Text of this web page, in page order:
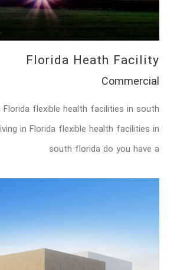
Florida Heath Facility
Commercial
Florida flexible health facilities in south
in Florida flexible health facilities in
south florida do you have a